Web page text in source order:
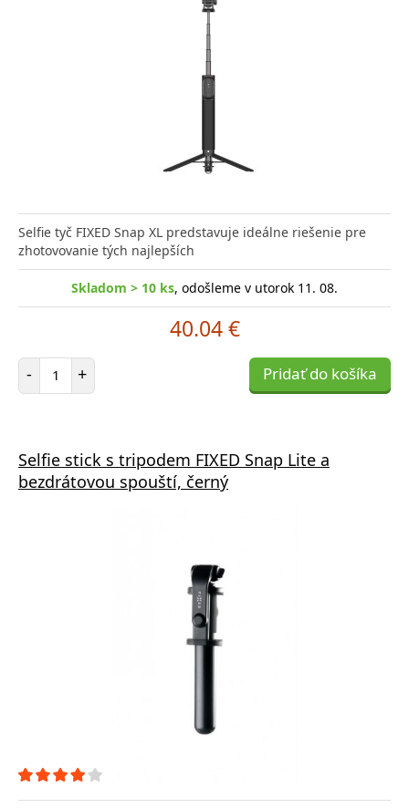
Selfie tyč FIXED Snap XL predstavuje ideálne riešenie pre
zhotovovanie tých najlepších
Skladom > 10 ks, odošleme v utorok 11. 08.
40.04 €
- Počet položiek
+ Pridať do košíka
Selfie stick s tripodem FIXED Snap Lite a
bezdrátovou spouští, černý